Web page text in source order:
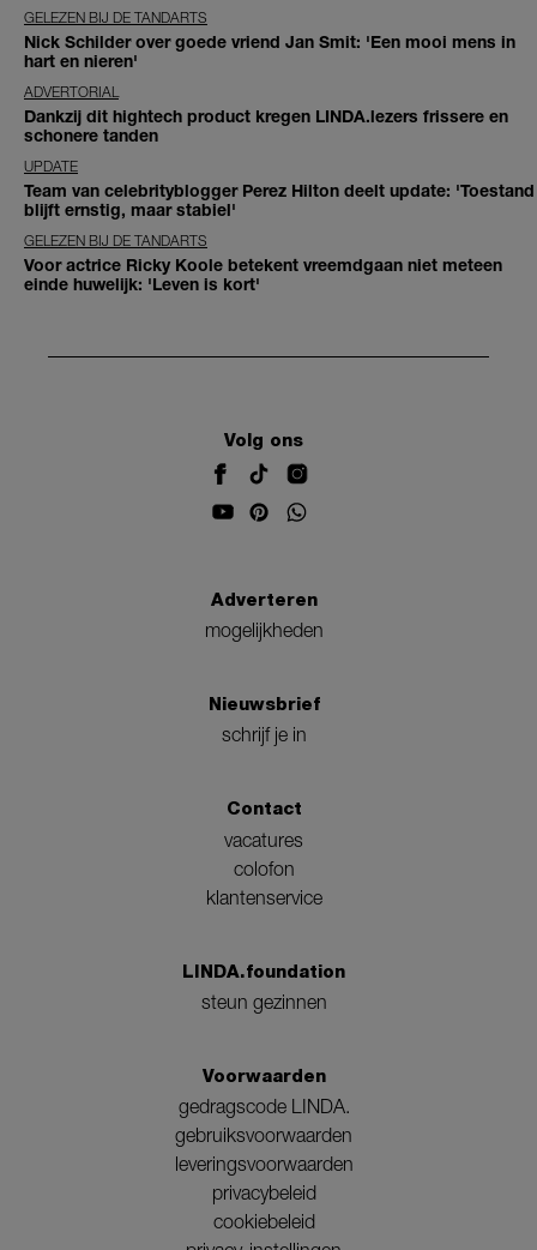
GELEZEN BIJ DE TANDARTS
Nick Schilder over goede vriend Jan Smit: 'Een mooi mens in
hart en nieren'
ADVERTORIAL
Dankzij dit hightech product kregen LINDA.lezers frissere en
schonere tanden
UPDATE
Team van celebrityblogger Perez Hilton deelt update: 'Toestand
blijft ernstig, maar stabiel'
GELEZEN BIJ DE TANDARTS
Voor actrice Ricky Koole betekent vreemdgaan niet meteen
einde huwelijk: 'Leven is kort'
Volg ons
Adverteren
mogelijkheden
Nieuwsbrief
schrijf je in
Contact
vacatures
colofon
klantenservice
LINDA.foundation
steun gezinnen
Voorwaarden
gedragscode LINDA.
gebruiksvoorwaarden
leveringsvoorwaarden
privacybeleid
cookiebeleid